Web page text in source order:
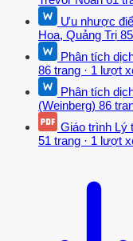
Kinh doanh khách sạn
kinh doanh ăn uống,
kinh doanh các dịch vụ
thiết thực của du khách
thu lợi nhuận, có lợi
lương cho nhân viên và
Ngoài một số dịch vụ
gian góp phần thực
chế biến, dịch vụ ngân
Ưu nhược
Hoa, Quảng Trị
Phân tích
86 trang · 1 lượt
Phân tích
(Weinberg) 86
Giáo trình Lý
51 trang · 1 lượt